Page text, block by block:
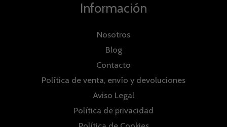
Información
Nosotros
Blog
Contacto
Política de venta, envío y devoluciones
Aviso Legal
Política de privacidad